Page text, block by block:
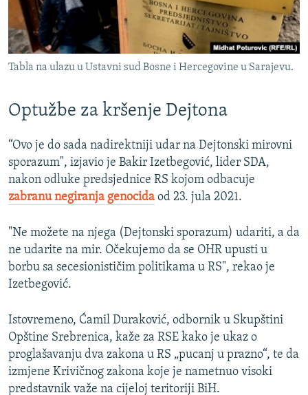
Tabla na ulazu u Ustavni sud Bosne i Hercegovine u Sarajevu.
Optužbe za kršenje Dejtona
“Ovo je do sada nadirektniji udar na Dejtonski mirovni
sporazum", izjavio je Bakir Izetbegović, lider SDA,
nakon odluke predsjednice RS kojom odbacuje
zabranu negiranja genocida od 23. jula 2021.
"Ne možete na njega (Dejtonski sporazum) udariti, a da
ne udarite na mir. Očekujemo da se OHR upusti u
borbu sa secesionističim politikama u RS", rekao je
Izetbegović.
Istovremeno, Ćamil Duraković, odbornik u Skupštini
Opštine Srebrenica, kaže za RSE kako je ukaz o
proglašavanju dva zakona u RS „pucanj u prazno“, te da
izmjene Krivičnog zakona koje je nametnuo visoki
predstavnik važe na cijeloj teritoriji BiH.